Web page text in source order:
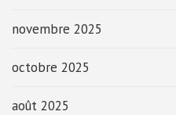
novembre 2025
octobre 2025
août 2025